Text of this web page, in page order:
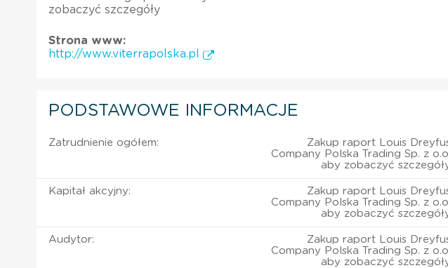
zobaczyć szczegóły
Strona www:
http://www.viterrapolska.pl
PODSTAWOWE INFORMACJE
Zatrudnienie ogółem:
Zakup raport Louis
Company Polska Trading Sp. z
aby zobaczyć
Kapitał akcyjny:
Zakup raport Louis
Company Polska Trading Sp. z
aby zobaczyć
Audytor:
Zakup raport Louis
Company Polska Trading Sp. z
aby zobaczyć